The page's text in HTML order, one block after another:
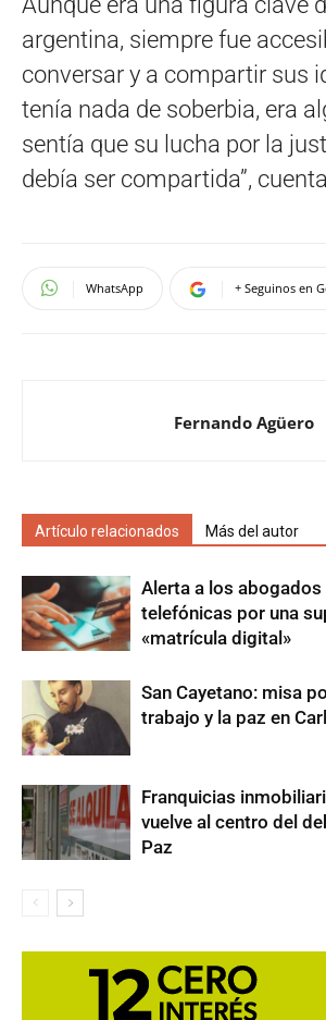
argentina, siempre fue
conversar y a compartir sus
tenía nada de soberbia, era
sentía que su lucha por la
debía ser compartida”,
WhatsApp + Seguinos en
Fernando Agüero
Artículo relacionados Más del autor
Alerta a los
telefónicas por una
«matrícula digital»
San Cayetano: misa
trabajo y la paz en
Franquicias
vuelve al centro del
Paz